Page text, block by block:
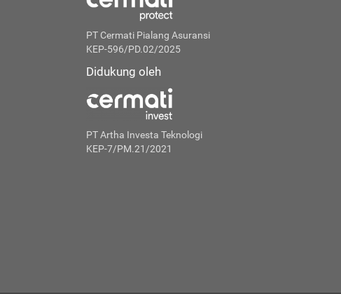
PT Cermati Pialang Asuransi
KEP-596/PD.02/2025
Didukung oleh
PT Artha Investa Teknologi
KEP-7/PM.21/2021